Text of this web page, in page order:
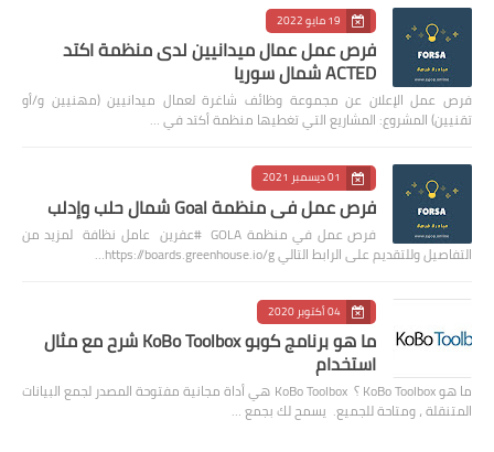
19 مايو 2022
فرص عمل عمال ميدانيين لدى منظمة اكتد
ACTED شمال سوريا
فرص عمل الإعلان عن مجموعة وظائف شاغرة لعمال ميدانيين (مهنيين و/أو
تقنيين) المشروع: المشاريع التي تغطيها منظمة أكتد في …
01 ديسمبر 2021
فرص عمل في منظمة Goal شمال حلب وإدلب
فرص عمل في منظمة GOLA #عفرين عامل نظافة لمزيد من
التفاصيل وللتقديم على الرابط التالي https://boards.greenhouse.io/g…
04 أكتوبر 2020
ما هو برنامج كوبو KoBo Toolbox شرح مع مثال
استخدام
ما هو KoBo Toolbox ؟ KoBo Toolbox هي أداة مجانية مفتوحة المصدر لجمع البيانات
المتنقلة ، ومتاحة للجميع. يسمح لك بجمع …